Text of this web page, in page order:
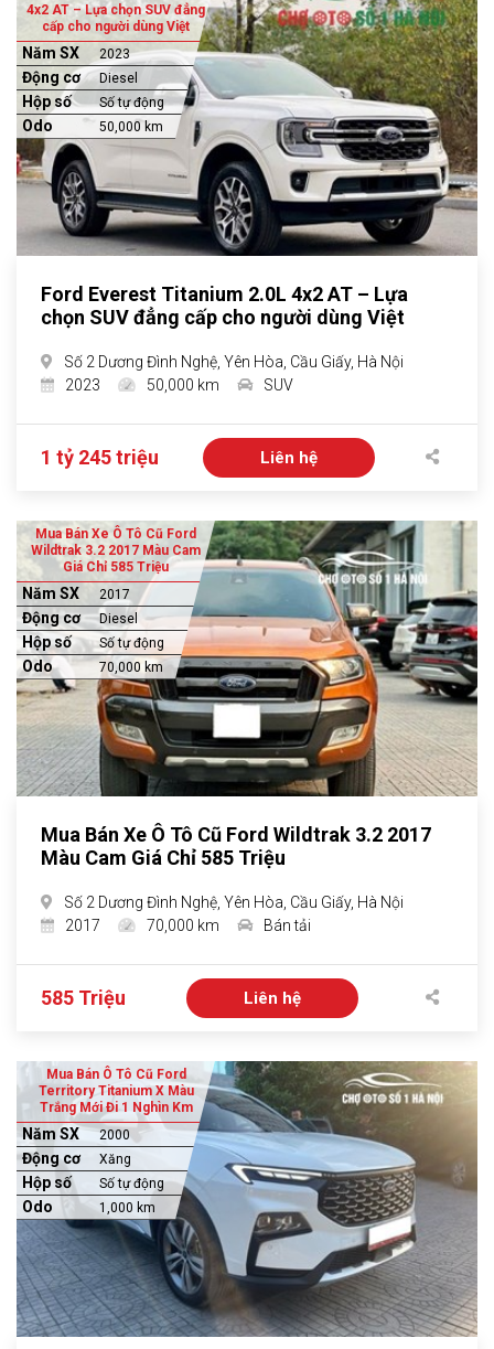
4x2 AT – Lựa chọn SUV đẳng
cấp cho người dùng Việt
Năm SX 2023
Động cơ Diesel
Hộp số Số tự động
Odo 50,000 km
Ford Everest Titanium 2.0L 4x2 AT – Lựa
chọn SUV đẳng cấp cho người dùng Việt
Số 2 Dương Đình Nghệ, Yên Hòa, Cầu Giấy, Hà Nội
2023
50,000 km SUV
1 tỷ 245 triệu Liên hệ
Mua Bán Xe Ô Tô Cũ Ford
Wildtrak 3.2 2017 Màu Cam
Giá Chỉ 585 Triệu
Năm SX 2017
Động cơ Diesel
Hộp số Số tự động
Odo 70,000 km
Mua Bán Xe Ô Tô Cũ Ford Wildtrak 3.2 2017
Màu Cam Giá Chỉ 585 Triệu
Số 2 Dương Đình Nghệ, Yên Hòa, Cầu Giấy, Hà Nội
2017
70,000 km Bán tải
585 Triệu Liên hệ
Mua Bán Ô Tô Cũ Ford
Territory Titanium X Màu
Trắng Mới Đi 1 Nghìn Km
Năm SX 2000
Động cơ Xăng
Hộp số Số tự động
Odo 1,000 km